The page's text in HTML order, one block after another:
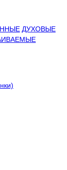
ДУХОВЫЕ